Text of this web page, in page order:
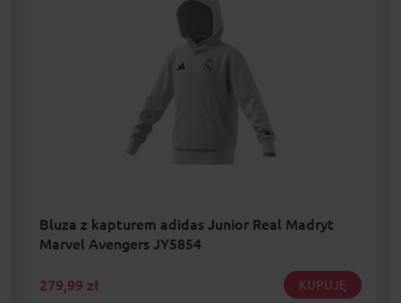
Bluza z kapturem adidas Junior Real Madryt
Marvel Avengers JY5854
279,99 zł KUPUJĘ